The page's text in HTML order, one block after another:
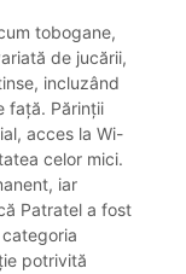
tobogane,
de jucării,
incluzând
față. Părinții
acces la Wi-
celor mici.
iar
Patratel a fost
potrivită